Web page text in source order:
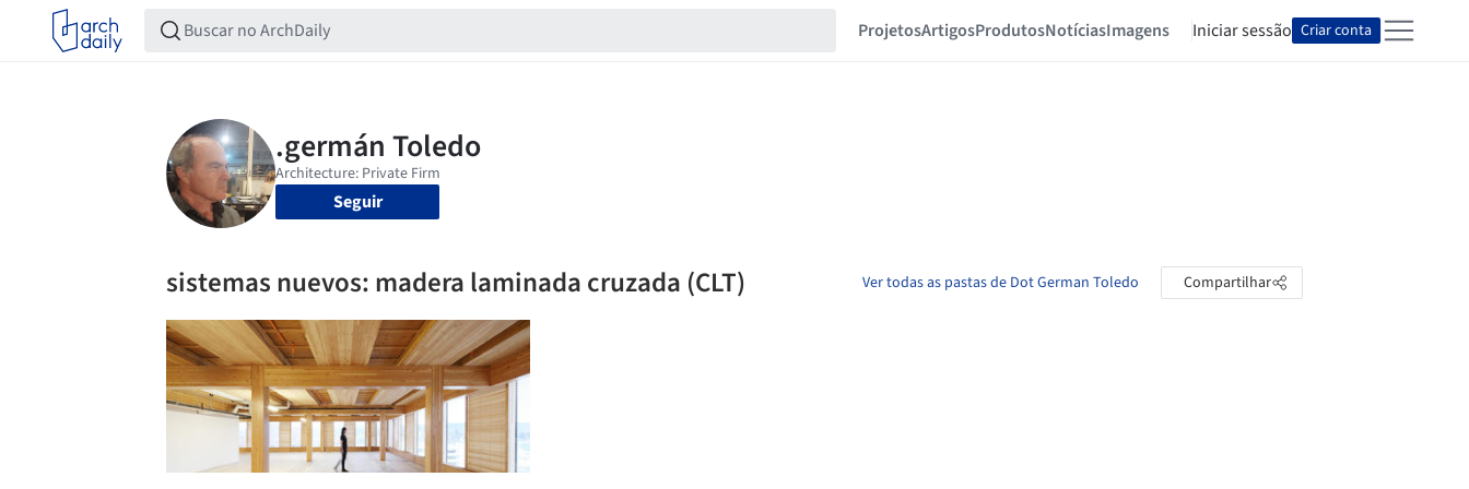
ProjetosArtigosProdutosNotíciasImagens Iniciar sessão Criar conta
Seguir
sistemas nuevos: madera laminada cruzada (CLT) Ver todas as pastas de Dot German Toledo Compartilhar